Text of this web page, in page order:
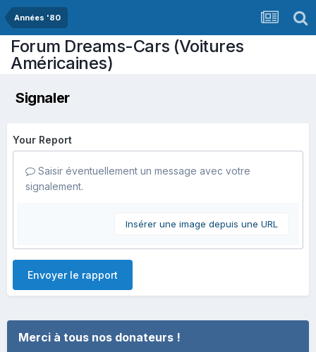
Années '80
Forum Dreams-Cars (Voitures
Américaines)
Signaler
Your Report
Saisir éventuellement un message avec votre
signalement.
Insérer une image depuis une URL
Envoyer le rapport
Merci à tous nos donateurs !